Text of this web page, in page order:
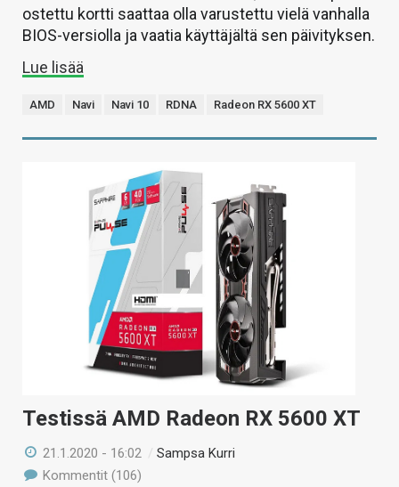
ostettu kortti saattaa olla varustettu vielä vanhalla
BIOS-versiolla ja vaatia käyttäjältä sen päivityksen.
Lue lisää
AMD Navi Navi 10 RDNA Radeon RX 5600 XT
Testissä AMD Radeon RX 5600 XT
21.1.2020 - 16:02 /Sampsa Kurri
Kommentit (106)